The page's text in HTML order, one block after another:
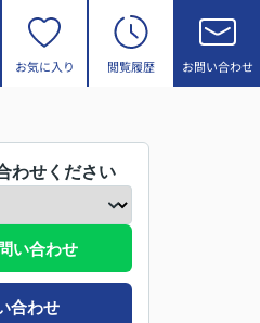
お気に入り 閲覧履歴 お問い合わせ
わせください
い合わせ
合わせ